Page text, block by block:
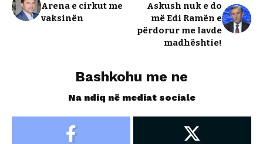
Arena e cirkut me
vaksinën
Askush nuk e do
më Edi Ramën e
përdorur me lavde
madhështie!
Bashkohu me ne
Na ndiq në mediat sociale